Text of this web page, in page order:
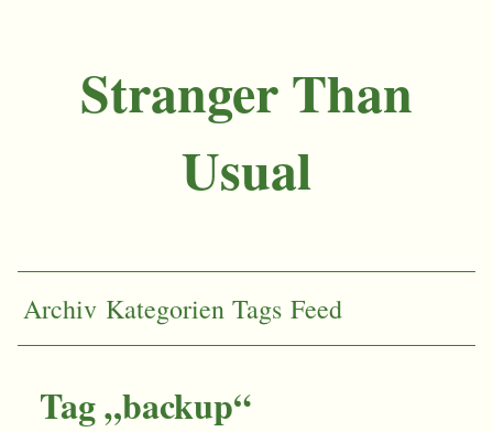
Stranger Than
Usual
Archiv Kategorien Tags Feed
Tag „backup“